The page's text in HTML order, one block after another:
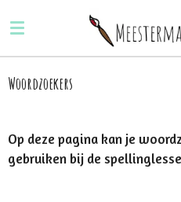
direct
naar
de
Woordzoekers
Op deze pagina kan je
gebruiken bij de